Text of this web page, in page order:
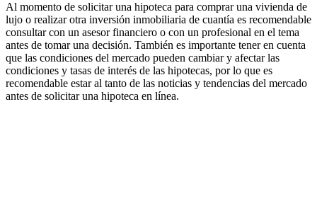
Al momento de solicitar una hipoteca para comprar una vivienda de
lujo o realizar otra inversión inmobiliaria de cuantía es recomendable
consultar con un asesor financiero o con un profesional en el tema
antes de tomar una decisión. También es importante tener en cuenta
que las condiciones del mercado pueden cambiar y afectar las
condiciones y tasas de interés de las hipotecas, por lo que es
recomendable estar al tanto de las noticias y tendencias del mercado
antes de solicitar una hipoteca en línea.